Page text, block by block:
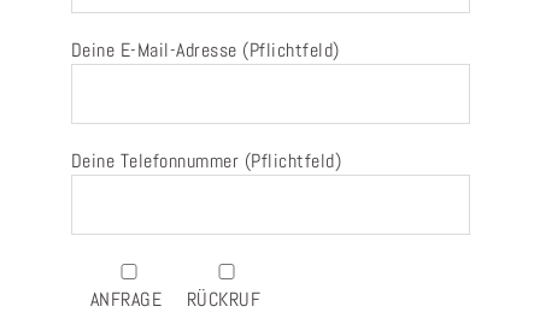
Deine E-Mail-Adresse (Pflichtfeld)
Deine Telefonnummer (Pflichtfeld)
ANFRAGE
RÜCKRUF